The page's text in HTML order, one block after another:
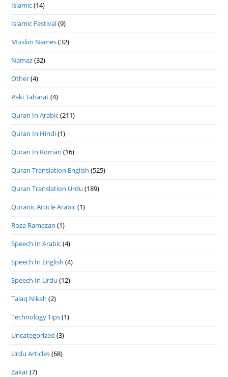
Islamic(14)
Islamic Festival(9)
Muslim Names(32)
Namaz(32)
Other(4)
Paki Taharat(4)
Quran In Arabic(211)
Quran In Hindi(1)
Quran In Roman (16)
Quran Translation English (525)
Quran Translation Urdu (189)
Quranic Article Arabic(1)
Roza Ramazan (1)
Speech In Arabic(4)
Speech In English (4)
Speech In Urdu (12)
Talaq Nikah (2)
Technology Tips(1)
Uncategorized (3)
Urdu Articles(68)
Zakat(7)